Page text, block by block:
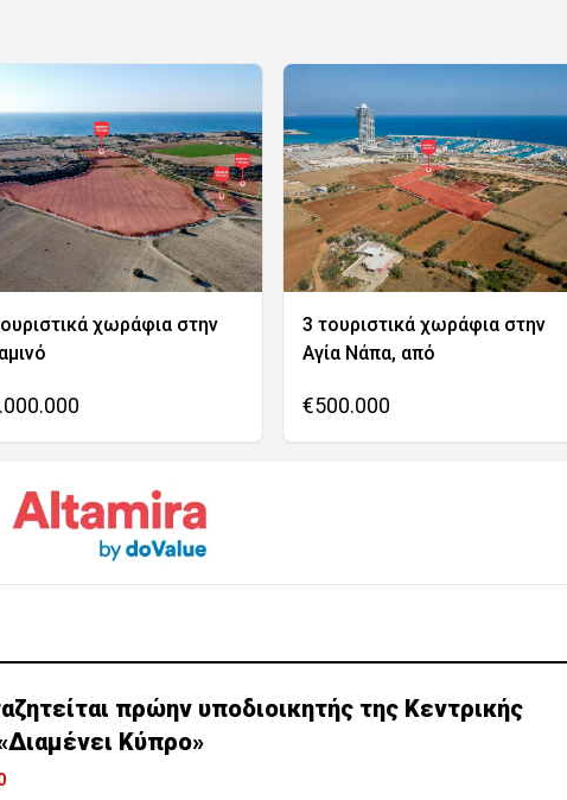
χωράφια στην
3 τουριστικά χωράφια στην
Αγία Νάπα, από
€500.000
πρώην υποδιοικητής της Κεντρικής
Κύπρο»